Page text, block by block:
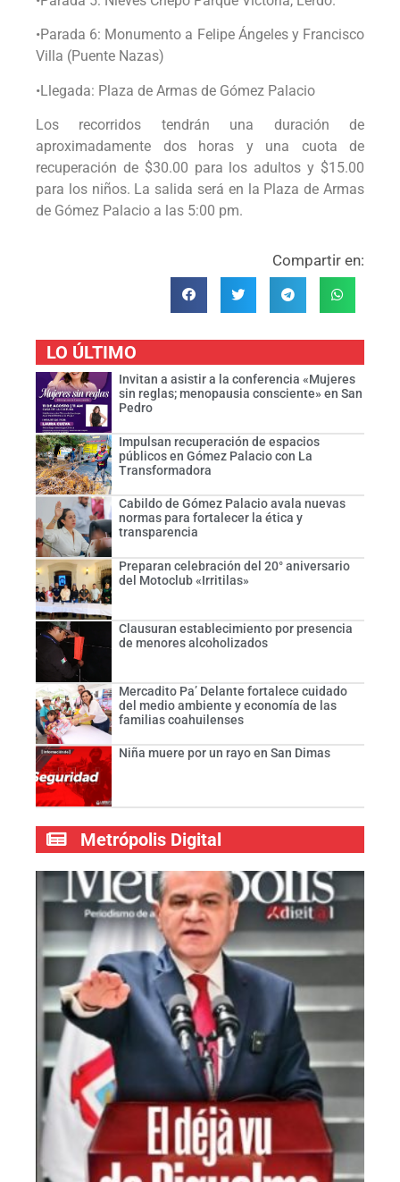
•Parada 6: Monumento a Felipe Ángeles y Francisco
Villa (Puente Nazas)
•Llegada: Plaza de Armas de Gómez Palacio
Los recorridos tendrán una duración de
aproximadamente dos horas y una cuota de
recuperación de $30.00 para los adultos y $15.00
para los niños. La salida será en la Plaza de Armas
de Gómez Palacio a las 5:00 pm.
Compartir en:
LO ÚLTIMO
Invitan a asistir a la conferencia «Mujeres
sin reglas; menopausia consciente» en San
Pedro
Impulsan recuperación de espacios
públicos en Gómez Palacio con La
Transformadora
Cabildo de Gómez Palacio avala nuevas
normas para fortalecer la ética y
transparencia
Preparan celebración del 20° aniversario
del Motoclub «Irritilas»
Clausuran establecimiento por presencia
de menores alcoholizados
Mercadito Pa’ Delante fortalece cuidado
del medio ambiente y economía de las
familias coahuilenses
Niña muere por un rayo en San Dimas
Metrópolis Digital